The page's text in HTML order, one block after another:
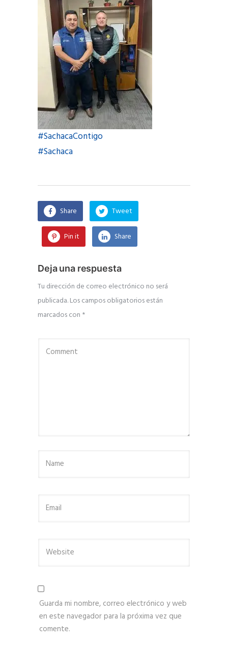
#SachacaContigo
#Sachaca
Share Tweet
Pin it Share
Deja una respuesta
Tu dirección de correo electrónico no será
publicada.Los campos obligatorios están
marcados con *
Guarda mi nombre, correo electrónico y web
en este navegador para la próxima vez que
comente.